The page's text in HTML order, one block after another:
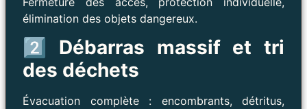
élimination des objets dangereux.
2️⃣ Débarras massif et tri
des déchets
Évacuation complète : encombrants, détritus,